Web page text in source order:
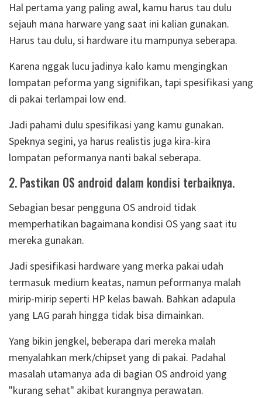
Hal pertama yang paling awal, kamu harus tau dulu
sejauh mana harware yang saat ini kalian gunakan.
Harus tau dulu, si hardware itu mampunya seberapa.
Karena nggak lucu jadinya kalo kamu mengingkan
lompatan peforma yang signifikan, tapi spesifikasi yang
di pakai terlampai low end.
Jadi pahami dulu spesifikasi yang kamu gunakan.
Speknya segini, ya harus realistis juga kira-kira
lompatan peformanya nanti bakal seberapa.
2. Pastikan OS android dalam kondisi terbaiknya.
Sebagian besar pengguna OS android tidak
memperhatikan bagaimana kondisi OS yang saat itu
mereka gunakan.
Jadi spesifikasi hardware yang merka pakai udah
termasuk medium keatas, namun peformanya malah
mirip-mirip seperti HP kelas bawah. Bahkan adapula
yang LAG parah hingga tidak bisa dimainkan.
Yang bikin jengkel, beberapa dari mereka malah
menyalahkan merk/chipset yang di pakai. Padahal
masalah utamanya ada di bagian OS android yang
"kurang sehat" akibat kurangnya perawatan.